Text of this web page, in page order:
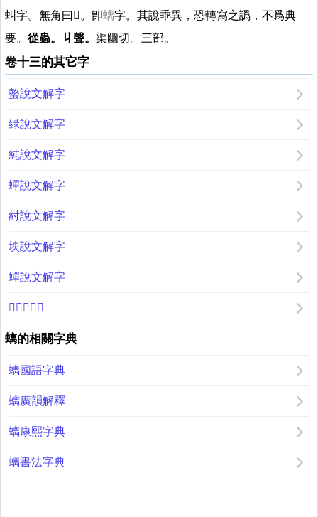
虯字。無角曰𡖟 。卽螭字。其說乖異，恐轉寫之譌，不爲典
要。 從蟲。丩聲。 渠幽切。三部。
卷十三的其它字
螫說文解字
緑說文解字
純說文解字
蟬說文解字
紂說文解字
坱說文解字
蟬說文解字
𧊧說文解字
螭的相關字典
螭國語字典
螭廣韻解釋
螭康熙字典
螭書法字典